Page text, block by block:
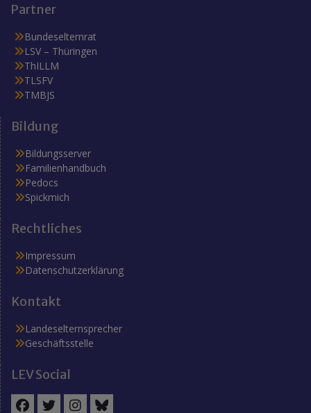
Partner
Bundeselternrat
LSV – Thüringen
ThILLM
TLSFV
TMBJS
Bildung
Bildungsserver
Familienhandbuch
Pedocs
Spickmich
Rechtliches
Impressum
Datenschutzerklärung
Kontakt
Landeselternsprecher
Geschäftsstelle
LEV Social